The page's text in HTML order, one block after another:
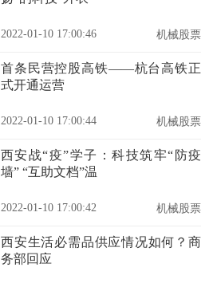
2022-01-10 17:00:46 机械股票
首条民营控股高铁——杭台高铁正
式开通运营
2022-01-10 17:00:44 机械股票
西安战“疫”学子：科技筑牢“防疫
墙” “互助文档”温
2022-01-10 17:00:42 机械股票
西安生活必需品供应情况如何？商
务部回应